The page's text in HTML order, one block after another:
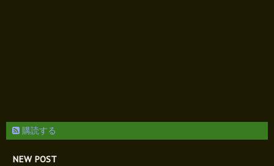
購読する
NEW POST